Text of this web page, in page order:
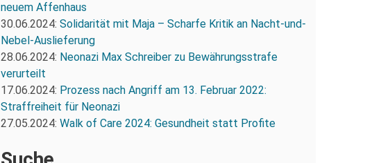
neuem Affenhaus
30.06.2024: Solidarität mit Maja – Scharfe Kritik an Nacht-und-
Nebel-Auslieferung
28.06.2024: Neonazi Max Schreiber zu Bewährungsstrafe
verurteilt
17.06.2024: Prozess nach Angriff am 13. Februar 2022:
Straffreiheit für Neonazi
27.05.2024: Walk of Care 2024: Gesundheit statt Profite